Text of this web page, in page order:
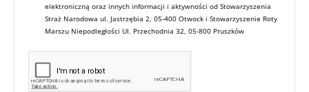
elektroniczną oraz innych informacji i aktywności od Stowarzyszenia
Straż Narodowa ul. Jastrzębia 2, 05-400 Otwock i Stowarzyszenie Roty
Marszu Niepodległości Ul. Przechodnia 32, 05-800 Pruszków